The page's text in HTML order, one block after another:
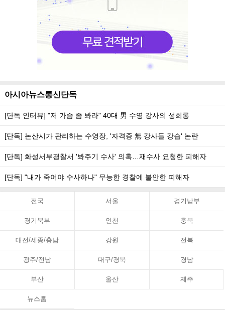
아시아뉴스통신단독
[단독 인터뷰] "저 가슴 좀 봐라" 40대 男 수영 강사의 성희롱
[단독] 논산시가 관리하는 수영장, '자격증 無 강사들 강습' 논란
[단독] 화성서부경찰서 '봐주기 수사' 의혹…재수사 요청한 피해자
[단독] "내가 죽어야 수사하나" 무능한 경찰에 불안한 피해자
전국 서울 경기남부
경기북부 인천 충북
대전/세종/충남 강원 전북
광주/전남 대구/경북 경남
부산 울산 제주
뉴스홈